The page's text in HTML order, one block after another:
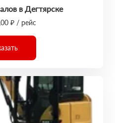
в Дегтярске
₽ / рейс